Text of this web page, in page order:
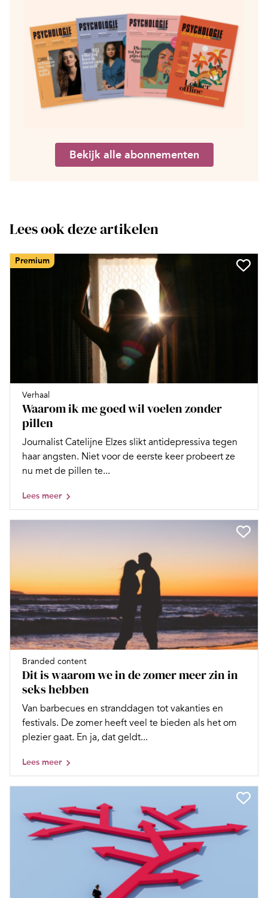
Bekijk alle abonnementen
Lees ook deze artikelen
Premium
Verhaal
Waarom ik me goed wil voelen zonder
pillen
Journalist Catelijne Elzes slikt antidepressiva tegen
haar angsten. Niet voor de eerste keer probeert ze
nu met de pillen te...
Lees meer
Branded content
Dit is waarom we in de zomer meer zin in
seks hebben
Van barbecues en stranddagen tot vakanties en
festivals. De zomer heeft veel te bieden als het om
plezier gaat. En ja, dat geldt...
Lees meer